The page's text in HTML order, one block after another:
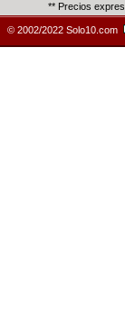
** Precios
© 2002/2022 Solo10.com